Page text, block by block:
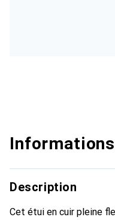
Description
Cet étui en cuir pleine